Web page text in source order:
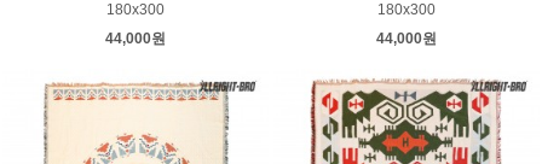
180x300
44,000원
180x300
44,000원